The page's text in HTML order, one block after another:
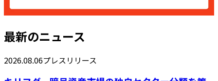
最新のニュース
2026.08.06プレスリリース